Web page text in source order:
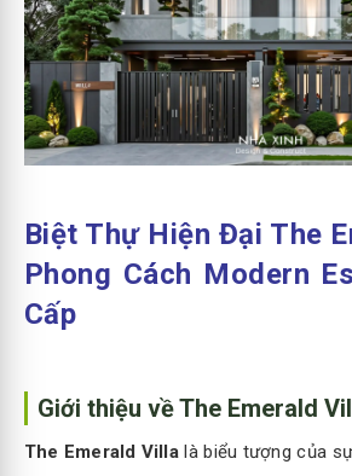
Biệt Thự Hiện Đại The
Phong Cách Modern
Cấp
Giới thiệu về The Emerald
The Emerald Villalà biểu tượng của